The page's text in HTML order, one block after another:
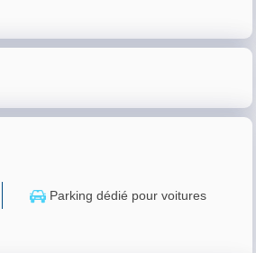
Parking dédié pour voitures